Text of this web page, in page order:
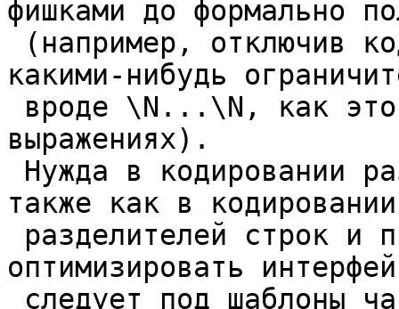
фишками до формально
какими-нибудь
выражениях).
также как в кодировании
оптимизировать